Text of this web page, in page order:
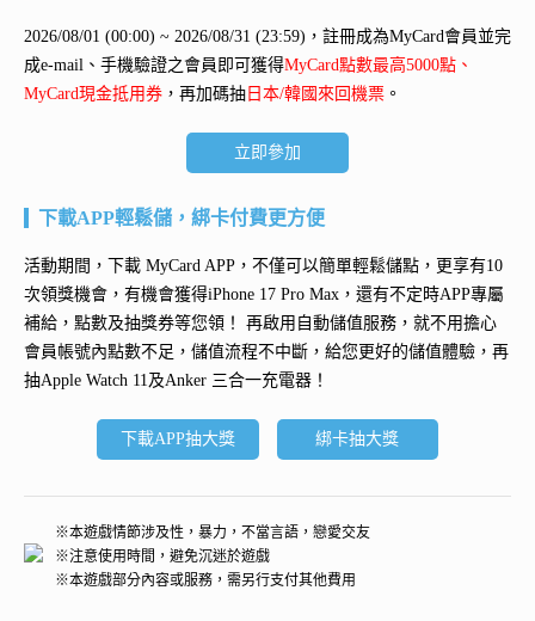
2026/08/01 (00:00) ~ 2026/08/31 (23:59)，註冊成為MyCard會員並完
成e-mail、手機驗證之會員即可獲得MyCard點數最高5000點、
MyCard現金抵用券 ，再加碼抽 日本/韓國來回機票 。
立即參加
下載APP輕鬆儲，綁卡付費更方便
活動期間，下載 MyCard APP，不僅可以簡單輕鬆儲點，更享有10
次領獎機會，有機會獲得iPhone 17 Pro Max ，還有不定時APP專屬
補給，點數及抽獎券等您領！ 再啟用自動儲值服務 ，就不用擔心
會員帳號內點數不足，儲值流程不中斷，給您更好的儲值體驗，再
抽Apple Watch 11及Anker 三合一充電器 ！
下載APP抽大獎 綁卡抽大獎
※本遊戲情節涉及性，暴力，不當言語，戀愛交友
※注意使用時間，避免沉迷於遊戲
※本遊戲部分內容或服務，需另行支付其他費用